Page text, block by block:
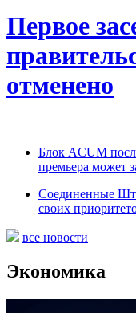
Первое
отменено
Блок ACUM
премьера может
Соединенные
своих
все новости
Экономика